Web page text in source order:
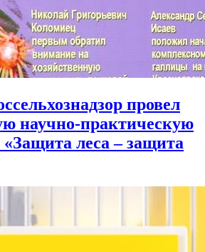
провел
научно-практическую
леса – защита